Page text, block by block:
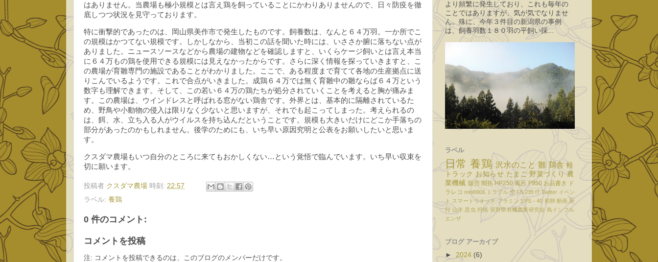
はありません。当農場も極小規模とは言え鶏を飼っていることにかわりありませんので、日々防疫を徹
底しつつ状況を見守っております。
特に衝撃的であったのは、岡山県美作市で発生したものです。飼養数は、なんと６４万羽。一か所でこ
の規模はかつてない規模です。しかしなから、当初この話を聞いた時には、いささか腑に落ちない点が
ありました。ニュースソースなどから農場の建物などを確認しますと、いくらケージ飼いとは言え本当
に６４万もの鶏を使用できる規模には見えなかったからです。さらに深く情報を探っていきますと、こ
の農場が育雛専門の施設であることがわかりました。ここで、ある程度まで育てて各地の生産拠点に送
りこんでいるようです。これで合点がいきました。成鶏６４万では無く育雛中の雛ならば６４万という
数字も理解できます。そして、この若い６４万の鶏たちが処分されていくことを考えると胸が痛みま
す。この農場は、ウインドレスと呼ばれる窓がない鶏舎です。外界とは、基本的に隔離されているた
め、野鳥や小動物の侵入は限りなく少ないと思いますが、それでも起こってしまった。考えられるの
は、餌、水、立ち入る人がウイルスを持ち込んだということです。規模も大きいだけにどこか手落ちの
部分があったのかもしれません。後学のためにも、いち早い原因究明と公表をお願いしたいと思いま
す。
クスダマ農場もいつ自分のところに来てもおかしくない…という覚悟で臨んでいます。いち早い収束を
切に願います。
投稿者 クスダマ農場 時刻: 22:57
ラベル: 養鶏
0 件のコメント:
コメントを投稿
注: コメントを投稿できるのは、このブログのメンバーだけです。
より頻繁に発生しており、これも毎年の
ことではありますが、気が気でなりませ
ん。殊に、今年３件目の新潟県の事例
は、飼養羽数１８０羽の平飼い採...
ラベル
日常 養鶏 沢水のこと 雛 鶏舎 軽
トラック お知らせ たまご 野菜づくり 農
業機械 販売 開拓 HP250 風呂 F950 お品書き
ド
ラレコ mini0906 トラブル 空 FS 235 IT Twitter イベン
ト
スマートウオッチ フラミンゴPS－40 初卵 動画 原
付 山羊 昆虫 狩猟 長野県有機農業研究会 鳥インフル
エンザ
ブログ アーカイブ
► 2024 (6)